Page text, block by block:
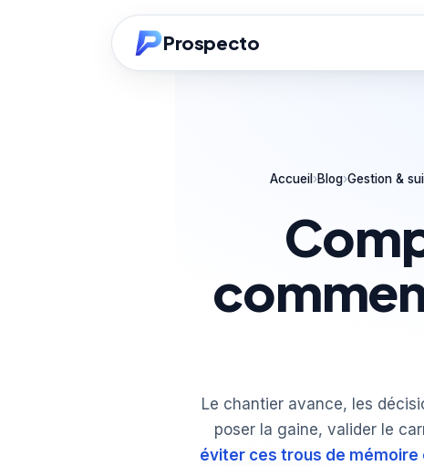
Prospecto
Accueil ›Blog›Gestion &
Le chantier avance, les
poser la gaine, valider le
éviter ces trous de mémoire